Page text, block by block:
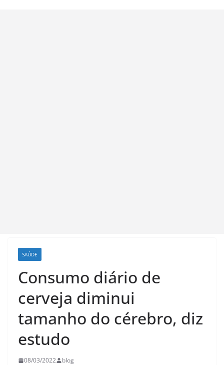
SAÚDE
Consumo diário de
cerveja diminui
tamanho do cérebro, diz
estudo
08/03/2022 blog